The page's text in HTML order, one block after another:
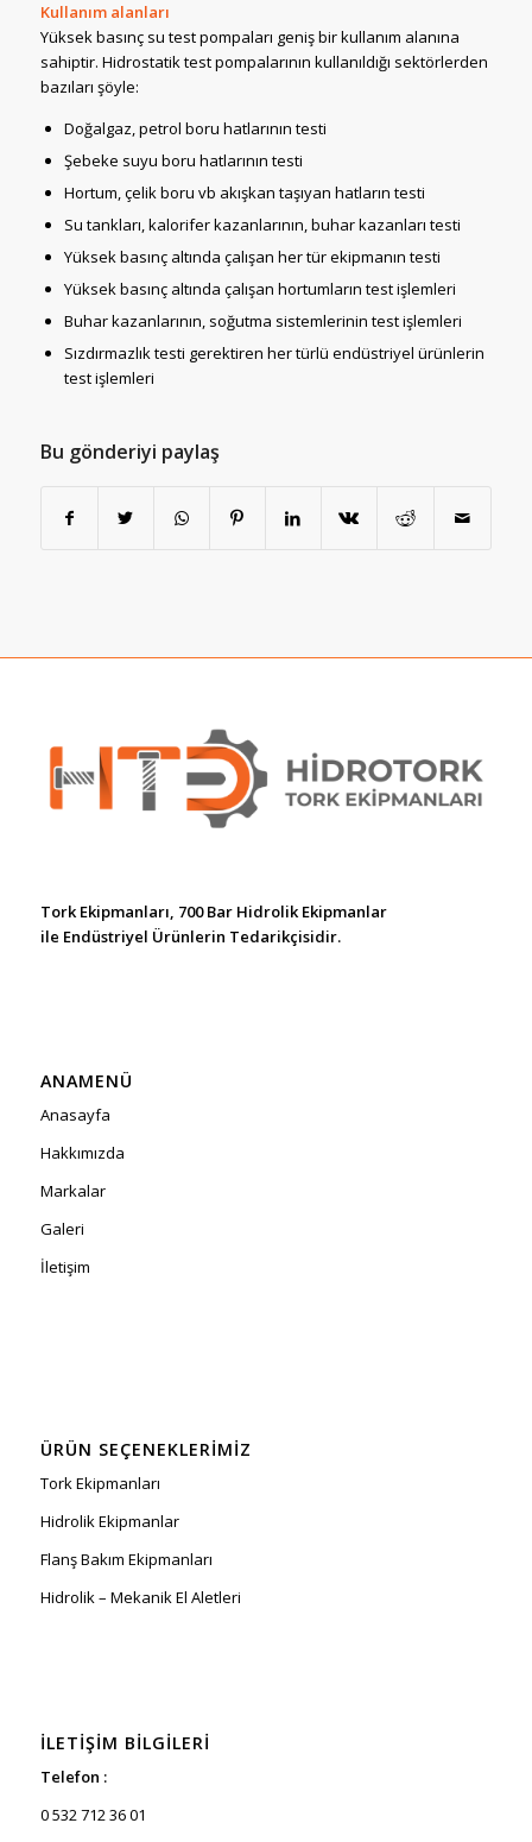
Kullanım alanları
Yüksek basınç su test pompaları geniş bir kullanım alanına
sahiptir. Hidrostatik test pompalarının kullanıldığı sektörlerden
bazıları şöyle:
Doğalgaz, petrol boru hatlarının testi
Şebeke suyu boru hatlarının testi
Hortum, çelik boru vb akışkan taşıyan hatların testi
Su tankları, kalorifer kazanlarının, buhar kazanları testi
Yüksek basınç altında çalışan her tür ekipmanın testi
Yüksek basınç altında çalışan hortumların test işlemleri
Buhar kazanlarının, soğutma sistemlerinin test işlemleri
Sızdırmazlık testi gerektiren her türlü endüstriyel ürünlerin
test işlemleri
Bu gönderiyi paylaş
Tork Ekipmanları, 700 Bar Hidrolik Ekipmanlar
ile Endüstriyel Ürünlerin Tedarikçisidir.
ANAMENÜ
Anasayfa
Hakkımızda
Markalar
Galeri
İletişim
ÜRÜN SEÇENEKLERIMIZ
Tork Ekipmanları
Hidrolik Ekipmanlar
Flanş Bakım Ekipmanları
Hidrolik – Mekanik El Aletleri
İLETIŞIM BILGILERI
Telefon :
0 532 712 36 01